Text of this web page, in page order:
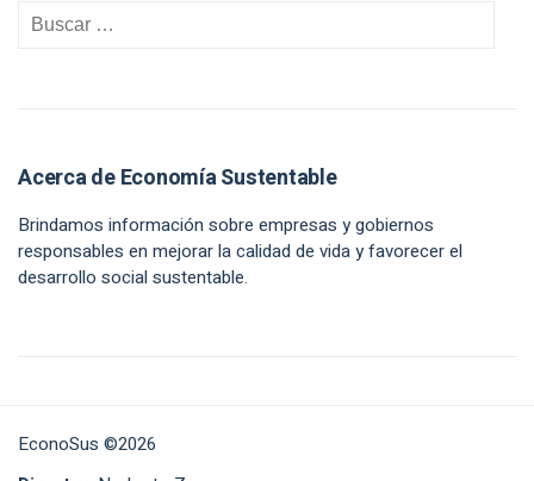
Acerca de Economía Sustentable
Brindamos información sobre empresas y gobiernos
responsables en mejorar la calidad de vida y favorecer el
desarrollo social sustentable.
EconoSus ©2026